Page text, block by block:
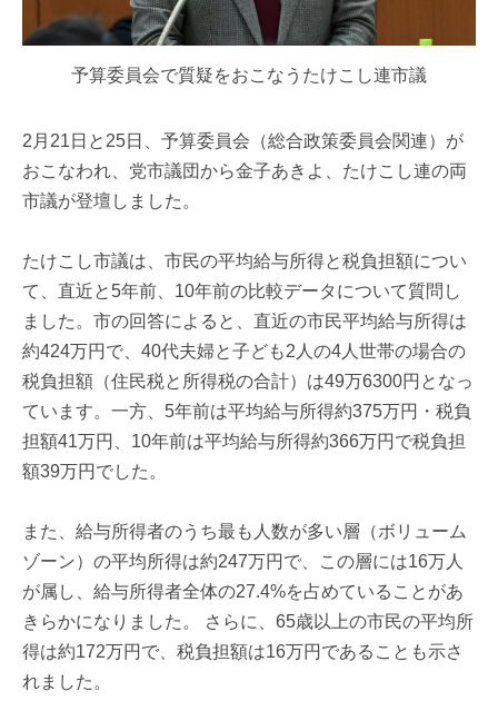
予算委員会で質疑をおこなうたけこし連市議
2月21日と25日、予算委員会（総合政策委員会関連）が
おこなわれ、党市議団から金子あきよ、たけこし連の両
市議が登壇しました。
たけこし市議は、市民の平均給与所得と税負担額につい
て、直近と5年前、10年前の比較データについて質問し
ました。市の回答によると、直近の市民平均給与所得は
約424万円で、40代夫婦と子ども2人の4人世帯の場合の
税負担額（住民税と所得税の合計）は49万6300円となっ
ています。一方、5年前は平均給与所得約375万円・税負
担額41万円、10年前は平均給与所得約366万円で税負担
額39万円でした。
また、給与所得者のうち最も人数が多い層（ボリューム
ゾーン）の平均所得は約247万円で、この層には16万人
が属し、給与所得者全体の27.4%を占めていることがあ
きらかになりました。 さらに、65歳以上の市民の平均所
得は約172万円で、税負担額は16万円であることも示さ
れました。